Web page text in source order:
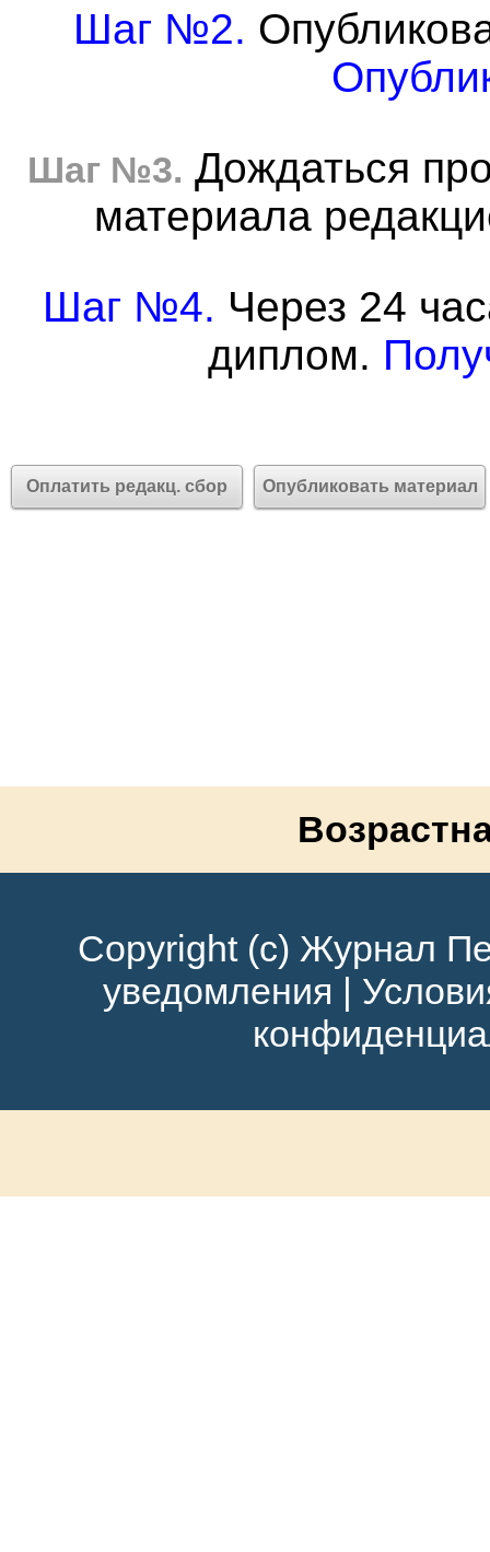
Шаг №2.
Шаг №3. Дождаться
материала
Шаг №4. Через 24
диплом.
Оплатить редакц. сбор Опубликовать материал
Copyright (c) Журнал
уведомления |